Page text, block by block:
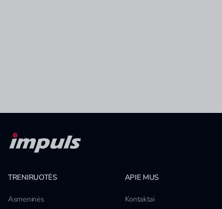
TRENIRUOTĖS
Asmeninės
APIE MUS
Kontaktai